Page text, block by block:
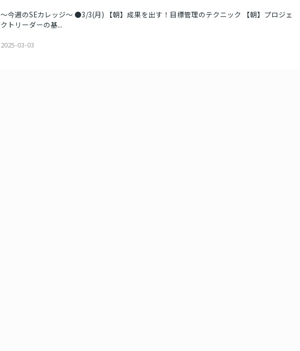
～今週のSEカレッジ～ ●3/3(月) 【朝】成果を出す！目標管理のテクニック 【朝】プロジェ
クトリーダーの基...
2025-03-03